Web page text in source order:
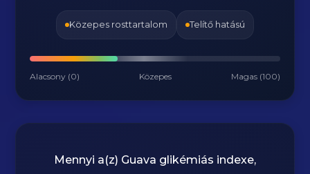
Közepes rosttartalom Telítő hatású
Alacsony (0) Közepes Magas (100)
Mennyi a(z) Guava glikémiás indexe,